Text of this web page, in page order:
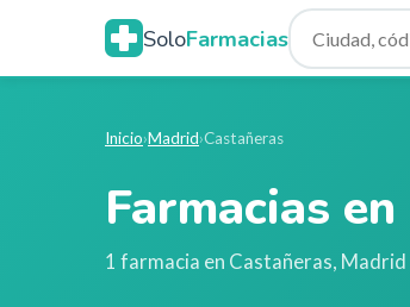
SoloFarmacias
Inicio›Madrid›Castañeras
Farmacias en
1 farmacia en Castañeras, Madrid